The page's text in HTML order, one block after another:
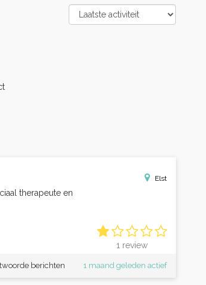
Elst
1 review
therapeute en
1 maand geleden actief
berichten